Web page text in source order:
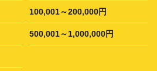
100,001～200,000円
500,001～1,000,000円